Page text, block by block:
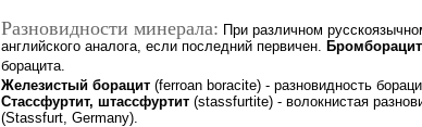
Разновидности минерала: При различном
английского аналога, если последний первичен. Бромборацит
борацита.
Железистый борацит (ferroan boracite) - разновидность
Стассфуртит, штассфуртит (stassfurtite) - волокнистая
(Stassfurt, Germany).